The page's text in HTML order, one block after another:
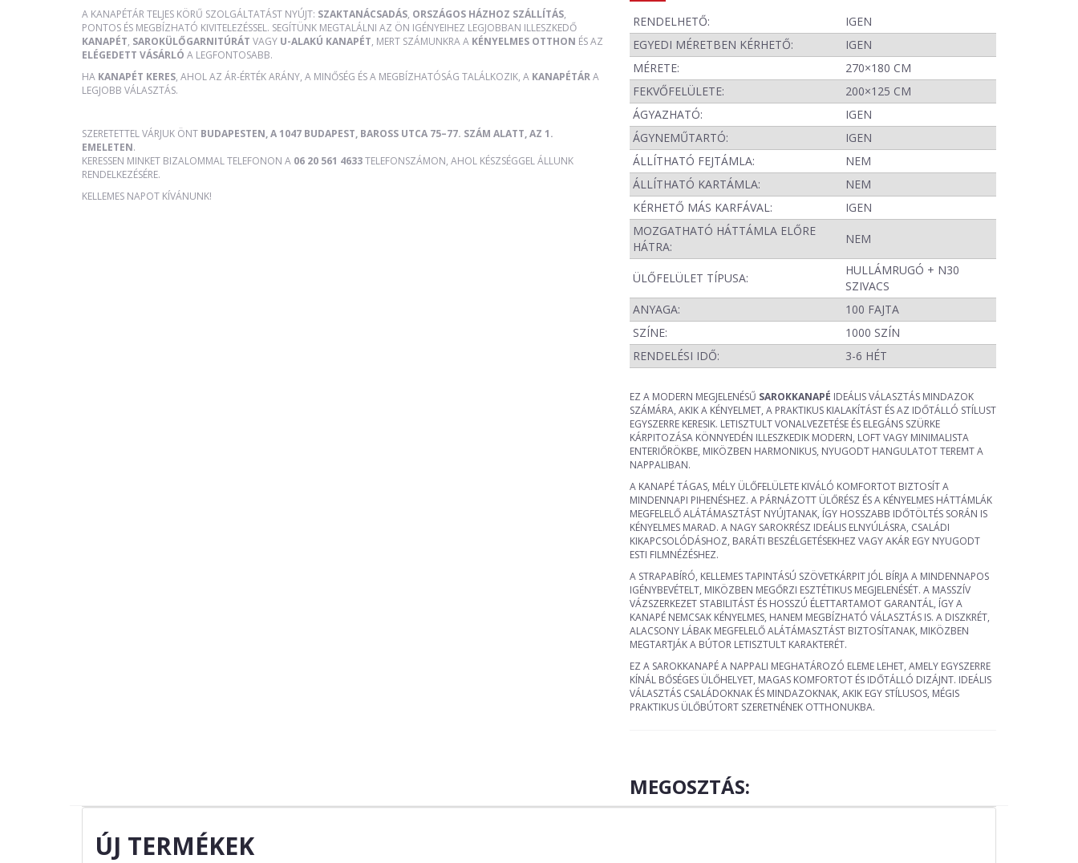
A KANAPÉTÁR TELJES KÖRŰ SZOLGÁLTATÁST NYÚJT: SZAKTANÁCSADÁS, ORSZÁGOS HÁZHOZ SZÁLLÍTÁS,
PONTOS ÉS MEGBÍZHATÓ KIVITELEZÉSSEL. SEGÍTÜNK MEGTALÁLNI AZ ÖN IGÉNYEIHEZ LEGJOBBAN ILLESZKEDŐ
KANAPÉT, SAROKÜLŐGARNITÚRÁT VAGY U-ALAKÚ KANAPÉT, MERT SZÁMUNKRA A KÉNYELMES OTTHON ÉS AZ
ELÉGEDETT VÁSÁRLÓ A LEGFONTOSABB.
HA KANAPÉT KERES, AHOL AZ ÁR-ÉRTÉK ARÁNY, A MINŐSÉG ÉS A MEGBÍZHATÓSÁG TALÁLKOZIK, A KANAPÉTÁRA
LEGJOBB VÁLASZTÁS.
SZERETETTEL VÁRJUK ÖNT BUDAPESTEN, A 1047 BUDAPEST, BAROSS UTCA 75–77. SZÁM ALATT, AZ 1.
EMELETEN.
KERESSEN MINKET BIZALOMMAL TELEFONON A 06 20 561 4633TELEFONSZÁMON, AHOL KÉSZSÉGGEL ÁLLUNK
RENDELKEZÉSÉRE.
KELLEMES NAPOT KÍVÁNUNK!
RENDELHETŐ:
IGEN
EGYEDI MÉRETBEN KÉRHETŐ:
IGEN
MÉRETE:
270×180 CM
FEKVŐFELÜLETE:
200×125 CM
ÁGYAZHATÓ:
IGEN
ÁGYNEMŰTARTÓ:
IGEN
ÁLLÍTHATÓ FEJTÁMLA:
NEM
ÁLLÍTHATÓ KARTÁMLA:
NEM
KÉRHETŐ MÁS KARFÁVAL:
IGEN
MOZGATHATÓ HÁTTÁMLA ELŐRE
HÁTRA:
NEM
ÜLŐFELÜLET TÍPUSA:
HULLÁMRUGÓ + N30
SZIVACS
ANYAGA:
100 FAJTA
SZÍNE:
1000 SZÍN
RENDELÉSI IDŐ:
3-6 HÉT
EZ A MODERN MEGJELENÉSŰ SAROKKANAPÉ IDEÁLIS VÁLASZTÁS MINDAZOK
SZÁMÁRA, AKIK A KÉNYELMET, A PRAKTIKUS KIALAKÍTÁST ÉS AZ IDŐTÁLLÓ STÍLUST
EGYSZERRE KERESIK. LETISZTULT VONALVEZETÉSE ÉS ELEGÁNS SZÜRKE
KÁRPITOZÁSA KÖNNYEDÉN ILLESZKEDIK MODERN, LOFT VAGY MINIMALISTA
ENTERIŐRÖKBE, MIKÖZBEN HARMONIKUS, NYUGODT HANGULATOT TEREMT A
NAPPALIBAN.
A KANAPÉ TÁGAS, MÉLY ÜLŐFELÜLETE KIVÁLÓ KOMFORTOT BIZTOSÍT A
MINDENNAPI PIHENÉSHEZ. A PÁRNÁZOTT ÜLŐRÉSZ ÉS A KÉNYELMES HÁTTÁMLÁK
MEGFELELŐ ALÁTÁMASZTÁST NYÚJTANAK, ÍGY HOSSZABB IDŐTÖLTÉS SORÁN IS
KÉNYELMES MARAD. A NAGY SAROKRÉSZ IDEÁLIS ELNYÚLÁSRA, CSALÁDI
KIKAPCSOLÓDÁSHOZ, BARÁTI BESZÉLGETÉSEKHEZ VAGY AKÁR EGY NYUGODT
ESTI FILMNÉZÉSHEZ.
A STRAPABÍRÓ, KELLEMES TAPINTÁSÚ SZÖVETKÁRPIT JÓL BÍRJA A MINDENNAPOS
IGÉNYBEVÉTELT, MIKÖZBEN MEGŐRZI ESZTÉTIKUS MEGJELENÉSÉT. A MASSZÍV
VÁZSZERKEZET STABILITÁST ÉS HOSSZÚ ÉLETTARTAMOT GARANTÁL, ÍGY A
KANAPÉ NEMCSAK KÉNYELMES, HANEM MEGBÍZHATÓ VÁLASZTÁS IS. A DISZKRÉT,
ALACSONY LÁBAK MEGFELELŐ ALÁTÁMASZTÁST BIZTOSÍTANAK, MIKÖZBEN
MEGTARTJÁK A BÚTOR LETISZTULT KARAKTERÉT.
EZ A SAROKKANAPÉ A NAPPALI MEGHATÁROZÓ ELEME LEHET, AMELY EGYSZERRE
KÍNÁL BŐSÉGES ÜLŐHELYET, MAGAS KOMFORTOT ÉS IDŐTÁLLÓ DIZÁJNT. IDEÁLIS
VÁLASZTÁS CSALÁDOKNAK ÉS MINDAZOKNAK, AKIK EGY STÍLUSOS, MÉGIS
PRAKTIKUS ÜLŐBÚTORT SZERETNÉNEK OTTHONUKBA.
MEGOSZTÁS:
ÚJ TERMÉKEK